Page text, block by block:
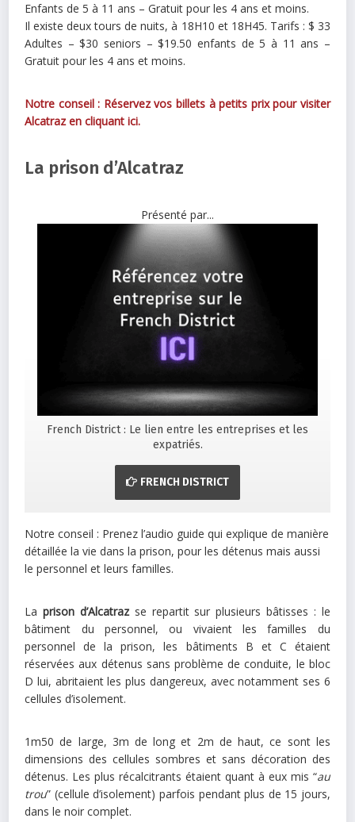
Enfants de 5 à 11 ans – Gratuit pour les 4 ans et moins.
Il existe deux tours de nuits, à 18H10 et 18H45. Tarifs : $ 33
Adultes – $30 seniors – $19.50 enfants de 5 à 11 ans –
Gratuit pour les 4 ans et moins.
Notre conseil : Réservez vos billets à petits prix pour visiter
Alcatraz en cliquant ici.
La prison d’Alcatraz
Présenté par...
French District : Le lien entre les entreprises et les
expatriés.
FRENCH DISTRICT
Notre conseil : Prenez l’audio guide qui explique de manière
détaillée la vie dans la prison, pour les détenus mais aussi
le personnel et leurs familles.
Laprison d’Alcatrazse repartit sur plusieurs bâtisses : le
bâtiment du personnel, ou vivaient les familles du
personnel de la prison, les bâtiments B et C étaient
réservées aux détenus sans problème de conduite, le bloc
D lui, abritaient les plus dangereux, avec notamment ses 6
cellules d’isolement.
1m50 de large, 3m de long et 2m de haut, ce sont les
dimensions des cellules sombres et sans décoration des
détenus. Les plus récalcitrants étaient quant à eux mis “au
trou” (cellule d’isolement) parfois pendant plus de 15 jours,
dans le noir complet.